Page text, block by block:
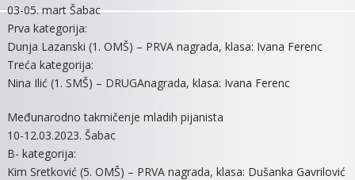
03-05. mart Šabac
Prva kategorija:
Dunja Lazanski (1. OMŠ) – PRVA nagrada, klasa: Ivana Ferenc
Treća kategorija:
Nina Ilić (1. SMŠ) – DRUGAnagrada, klasa: Ivana Ferenc
Međunarodno takmičenje mladih pijanista
10-12.03.2023. Šabac
B- kategorija:
Kim Sretković (5. OMŠ) – PRVA nagrada, klasa: Dušanka Gavrilović